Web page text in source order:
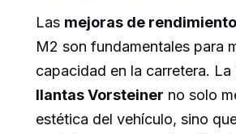
Las mejoras de rendimiento
M2 son fundamentales para
capacidad en la carretera. La
llantas Vorsteiner no solo
estética del vehículo, sino